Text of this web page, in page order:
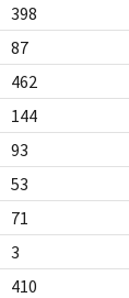
398
87
462
144
93
53
71
3
410